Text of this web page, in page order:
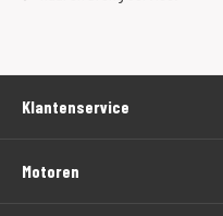
Klantenservice
Motoren